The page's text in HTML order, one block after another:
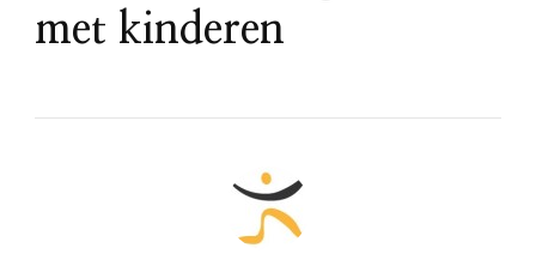
met kinderen